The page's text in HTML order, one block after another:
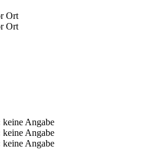
Ort
Ort
keine Angabe
keine Angabe
keine Angabe